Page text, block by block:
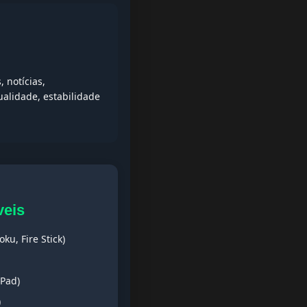
notícias,
estabilidade
Fire Stick)